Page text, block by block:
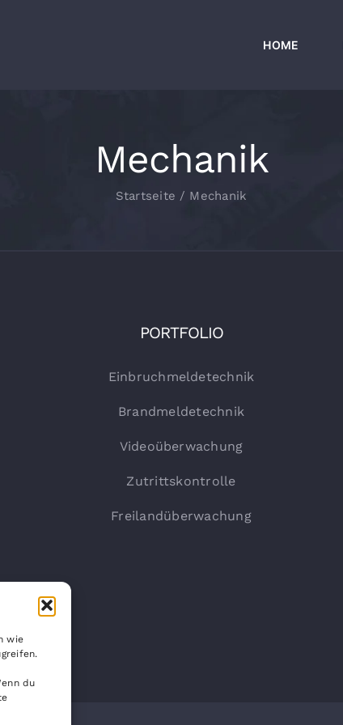
wie
du
HOME
Mechanik
Startseite Mechanik
PORTFOLIO
Einbruchmeldetechnik
Brandmeldetechnik
Videoüberwachung
Zutrittskontrolle
Freilandüberwachung